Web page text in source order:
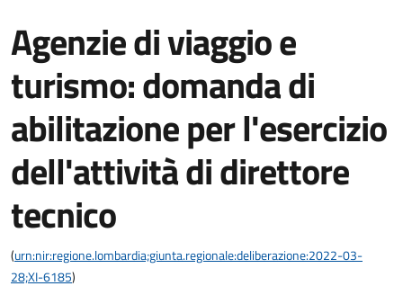
Agenzie di viaggio e
turismo: domanda di
abilitazione per l'esercizio
dell'attività di direttore
tecnico
(urn:nir:regione.lombardia;giunta.regionale:deliberazione:2022-03-
28;XI-6185)